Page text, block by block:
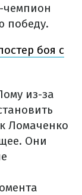
чемпион
победу.
боя с
из-за
Ломаченко
Они